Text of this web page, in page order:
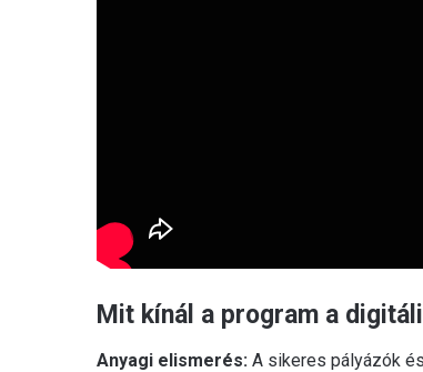
Mit kínál a program a
Anyagi elismerés: A sikeres pályázók